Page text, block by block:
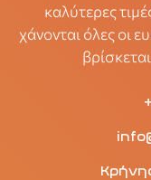
καλύτερες
χάνονται όλες οι